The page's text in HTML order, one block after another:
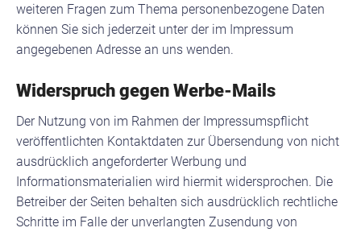
weiteren Fragen zum Thema personenbezogene Daten
können Sie sich jederzeit unter der im Impressum
angegebenen Adresse an uns wenden.
Widerspruch gegen Werbe-Mails
Der Nutzung von im Rahmen der Impressumspflicht
veröffentlichten Kontaktdaten zur Übersendung von nicht
ausdrücklich angeforderter Werbung und
Informationsmaterialien wird hiermit widersprochen. Die
Betreiber der Seiten behalten sich ausdrücklich rechtliche
Schritte im Falle der unverlangten Zusendung von